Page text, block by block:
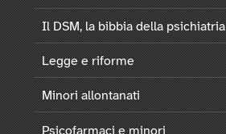
Il DSM, la bibbia della psichiatria
Legge e riforme
Minori allontanati
Psicofarmaci e minori